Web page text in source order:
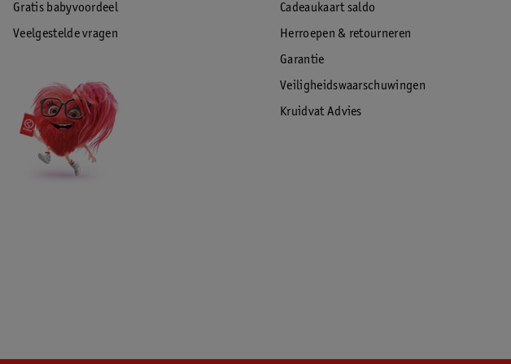
Gratis babyvoordeel
Veelgestelde vragen
Cadeaukaart saldo
Herroepen & retourneren
Garantie
Veiligheidswaarschuwingen
Kruidvat Advies